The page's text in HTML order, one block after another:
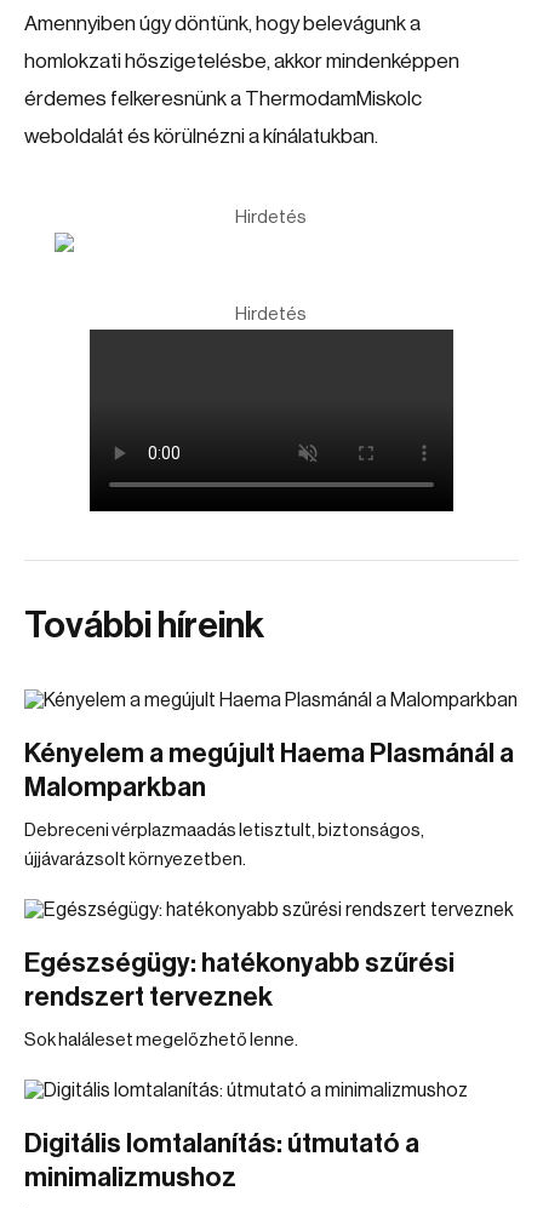
Amennyiben úgy döntünk, hogy belevágunk a
homlokzati hőszigetelésbe, akkor mindenképpen
érdemes felkeresnünk a ThermodamMiskolc
weboldalát és körülnézni a kínálatukban.
Hirdetés
Hirdetés
További híreink
Kényelem a megújult Haema Plasmánál a
Malomparkban
Debreceni vérplazmaadás letisztult, biztonságos,
újjávarázsolt környezetben.
Egészségügy: hatékonyabb szűrési
rendszert terveznek
Sok haláleset megelőzhető lenne.
Digitális lomtalanítás: útmutató a
minimalizmushoz